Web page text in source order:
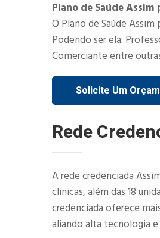
Plano de Saúde Assim
O Plano de Saúde
Podendo ser ela:
Comerciante entre
Solicite Um
Rede
A rede credenciada
clinicas, além das 18
credenciada oferece
aliando alta tecnologia